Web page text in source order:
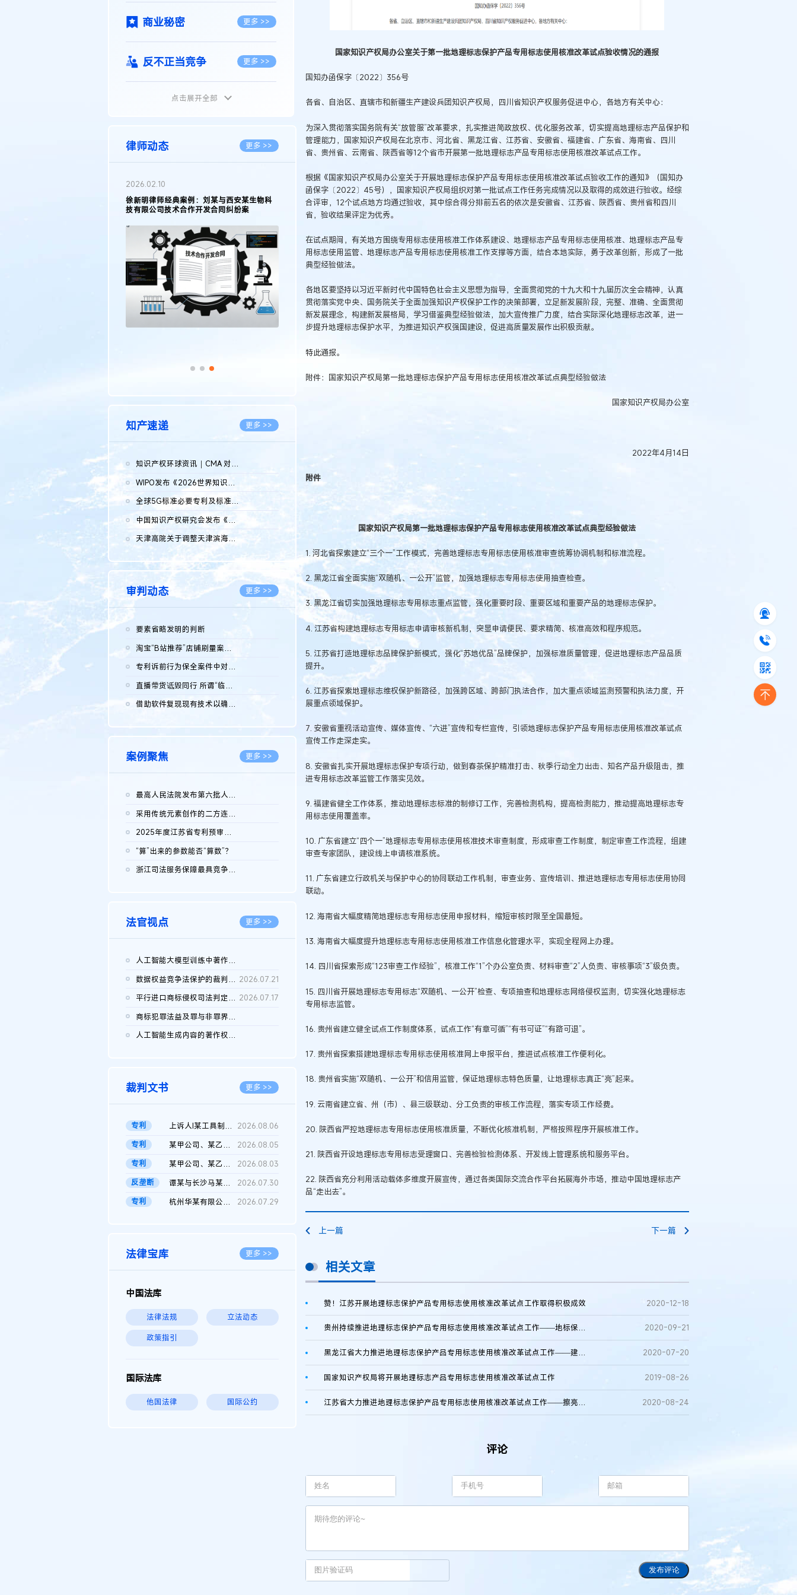
商业秘密 更多 >>
反不正当竞争 更多 >>
植物新品种
地理标志 更多 >>
集成电路布图设计
传统文化 更多 >>
点击展开全部
律师动态 更多 >>
2026.02.10
徐新明律师经典案例：刘某与西安某生物科
技有限公司技术合作开发合同纠纷案
知产速递 更多 >>
知识产权环球资讯｜CMA 对微软发起调查；批量搬运二手平台数据构...
WIPO发布《2026世界知识产权报告》 含报告全文
全球5G标准必要专利及标准提案研究报告（2026年）全文发布
中国知识产权研究会发布《2025年度中国企业海外知识产权纠纷调查...
2026.08.07
天津高院关于调整天津滨海高新技术产业开发区华苑科技园一审普通...
2026.08.07
审判动态 更多 >>
要素省略发明的判断
淘宝“B站推荐”店铺刷量案维持原判，两被告连带赔偿150万元
专利诉前行为保全案件中对仿制药申请人曾作出三类声明的考量及违...
直播带货诋毁同行 所谓“临场发挥”不免责
借助软件复现现有技术以确认相关参数特征是否被公开
案例聚焦 更多 >>
最高人民法院发布第六批人民法院种业知识产权司法保护典型案例 含...
采用传统元素创作的二方连续装饰图案作品的独创性及侵权对比认定
2025年度江苏省专利预审典型案例
“算”出来的参数能否“算数”？
浙江司法服务保障最具竞争力营商环境建设典型案例（第二批）含侵...
法官视点 更多 >>
人工智能大模型训练中著作权的合理使用
2026.07.28
数据权益竞争法保护的裁判路径构建 2026.07.21
平行进口商标侵权司法判定规则的困境与纾解 2026.07.17
商标犯罪法益及罪与非罪界限研究
人工智能生成内容的著作权司法认定：演进逻辑、现实困境与规则建...
裁判文书 更多 >>
专利 上诉人I某工具制品有限公司与被上诉人程某及一审被告中华人民共和...
2026.08.06
专利
某甲公司、某乙公司、某丙公司申请诉前行为保全复议裁定书
2026.08.05
专利
某甲公司、某乙公司、官某与某丙公司专利申请权权属纠纷 二审判决...
2026.08.03
反垄断
谭某与长沙马某堆农产品股份有限公司滥用市场支配地位纠纷二审裁...
2026.07.30
专利
杭州华某有限公司与菲某有限公司侵害发明专利权纠纷 2026.07.29
法律宝库 更多 >>
中国法库
法律法规 立法动态
政策指引
国际法库
他国法律 国际公约
国家知识产权局办公室关于第一批地理标志保护产品专用标志使用核准改革试点验收情况的通报
国知办函保字〔2022〕356号
各省、自治区、直辖市和新疆生产建设兵团知识产权局，四川省知识产权服务促进中心，各地方有关中心：
为深入贯彻落实国务院有关“放管服”改革要求，扎实推进简政放权、优化服务改革，切实提高地理标志产品保护和
管理能力，国家知识产权局在北京市、河北省、黑龙江省、江苏省、安徽省、福建省、广东省、海南省、四川
省、贵州省、云南省、陕西省等12个省市开展第一批地理标志产品专用标志使用核准改革试点工作。
根据《国家知识产权局办公室关于开展地理标志保护产品专用标志使用核准改革试点验收工作的通知》（国知办
函保字〔2022〕45号），国家知识产权局组织对第一批试点工作任务完成情况以及取得的成效进行验收。经综
合评审，12个试点地方均通过验收，其中综合得分排前五名的依次是安徽省、江苏省、陕西省、贵州省和四川
省，验收结果评定为优秀。
在试点期间，有关地方围绕专用标志使用核准工作体系建设、地理标志产品专用标志使用核准、地理标志产品专
用标志使用监管、地理标志产品专用标志使用核准工作支撑等方面，结合本地实际，勇于改革创新，形成了一批
典型经验做法。
各地区要坚持以习近平新时代中国特色社会主义思想为指导，全面贯彻党的十九大和十九届历次全会精神，认真
贯彻落实党中央、国务院关于全面加强知识产权保护工作的决策部署，立足新发展阶段，完整、准确、全面贯彻
新发展理念，构建新发展格局，学习借鉴典型经验做法，加大宣传推广力度，结合实际深化地理标志改革，进一
步提升地理标志保护水平，为推进知识产权强国建设，促进高质量发展作出积极贡献。
特此通报。
附件：国家知识产权局第一批地理标志保护产品专用标志使用核准改革试点典型经验做法
国家知识产权局办公室
2022年4月14日
附件
国家知识产权局第一批地理标志保护产品专用标志使用核准改革试点典型经验做法
1. 河北省探索建立“三个一”工作模式，完善地理标志专用标志使用核准审查统筹协调机制和标准流程。
2. 黑龙江省全面实施“双随机、一公开”监管，加强地理标志专用标志使用抽查检查。
3. 黑龙江省切实加强地理标志专用标志重点监管，强化重要时段、重要区域和重要产品的地理标志保护。
4. 江苏省构建地理标志专用标志申请审核新机制，突显申请便民、要求精简、核准高效和程序规范。
5. 江苏省打造地理标志品牌保护新模式，强化“苏地优品”品牌保护，加强标准质量管理，促进地理标志产品品质
提升。
6. 江苏省探索地理标志维权保护新路径，加强跨区域、跨部门执法合作，加大重点领域监测预警和执法力度，开
展重点领域保护。
7. 安徽省重视活动宣传、媒体宣传、“六进”宣传和专栏宣传，引领地理标志保护产品专用标志使用核准改革试点
宣传工作走深走实。
8. 安徽省扎实开展地理标志保护专项行动，做到春茶保护精准打击、秋季行动全力出击、知名产品升级阻击，推
进专用标志改革监管工作落实见效。
9. 福建省健全工作体系，推动地理标志标准的制修订工作，完善检测机构，提高检测能力，推动提高地理标志专
用标志使用覆盖率。
10. 广东省建立“四个一”地理标志专用标志使用核准技术审查制度，形成审查工作制度，制定审查工作流程，组建
审查专家团队，建设线上申请核准系统。
11. 广东省建立行政机关与保护中心的协同联动工作机制，审查业务、宣传培训、推进地理标志专用标志使用协同
联动。
12. 海南省大幅度精简地理标志专用标志使用申报材料，缩短审核时限至全国最短。
13. 海南省大幅度提升地理标志专用标志使用核准工作信息化管理水平，实现全程网上办理。
14. 四川省探索形成“123审查工作经验”，核准工作“1”个办公室负责、材料审查“2”人负责、审核事项“3”级负责。
15. 四川省开展地理标志专用标志“双随机、一公开”检查、专项抽查和地理标志网络侵权监测，切实强化地理标志
专用标志监管。
16. 贵州省建立健全试点工作制度体系，试点工作“有章可循”“有书可证”“有路可退”。
17. 贵州省探索搭建地理标志专用标志使用核准网上申报平台，推进试点核准工作便利化。
18. 贵州省实施“双随机、一公开”和信用监管，保证地理标志特色质量，让地理标志真正“亮”起来。
19. 云南省建立省、州（市）、县三级联动、分工负责的审核工作流程，落实专项工作经费。
20. 陕西省严控地理标志专用标志使用核准质量，不断优化核准机制，严格按照程序开展核准工作。
21. 陕西省开设地理标志专用标志受理窗口、完善检验检测体系、开发线上管理系统和服务平台。
22. 陕西省充分利用活动载体多维度开展宣传，通过各类国际交流合作平台拓展海外市场，推动中国地理标志产
品“走出去”。
上一篇 下一篇
相关文章
赞！江苏开展地理标志保护产品专用标志使用核准改革试点工作取得积极成效 2020-12-18
贵州持续推进地理标志保护产品专用标志使用核准改革试点工作——地标保护向“黔”看 特色经济促发展 2020-09-21
黑龙江省大力推进地理标志保护产品专用标志使用核准改革试点工作——建制度 提效率 重使用 2020-07-20
国家知识产权局将开展地理标志产品专用标志使用核准改革试点工作 2019-08-26
江苏省大力推进地理标志保护产品专用标志使用核准改革试点工作——擦亮“苏地优品”招牌 推动区域经济发展 2020-08-24
评论
发布评论